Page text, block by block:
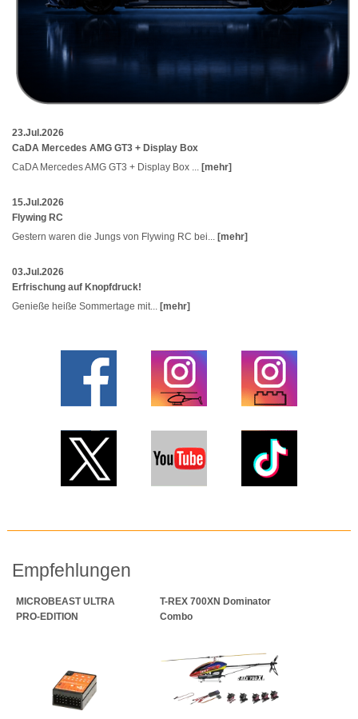
23.Jul.2026
CaDA Mercedes AMG GT3 + Display Box
CaDA Mercedes AMG GT3 + Display Box ... [mehr]
15.Jul.2026
Flywing RC
Gestern waren die Jungs von Flywing RC bei... [mehr]
03.Jul.2026
Erfrischung auf Knopfdruck!
Genieße heiße Sommertage mit... [mehr]
Empfehlungen
MICROBEAST ULTRA
PRO-EDITION
T-REX 700XN Dominator
Combo